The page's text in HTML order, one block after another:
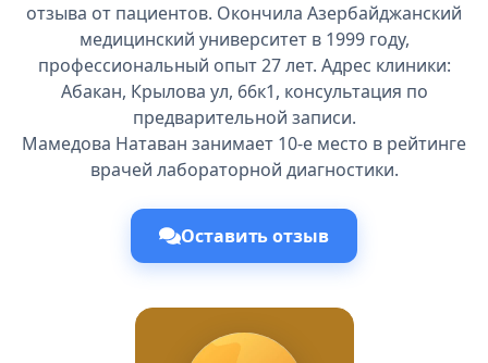
отзыва от пациентов. Окончила Азербайджанский
медицинский университет в 1999 году,
профессиональный опыт 27 лет. Адрес клиники:
Абакан, Крылова ул, 66к1, консультация по
предварительной записи.
Мамедова Натаван занимает 10-е место в рейтинге
врачей лабораторной диагностики.
Оставить отзыв